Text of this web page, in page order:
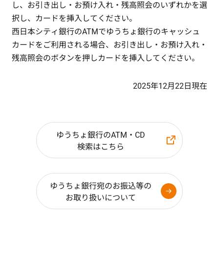
し、お引き出し・お預け入れ・残高照会のいずれかを選
択し、カードを挿入してください。
西日本シティ銀行のATMでゆうちょ銀行のキャッシュ
カードをご利用される場合、お引き出し・お預け入れ・
残高照会のボタンを押しカードを挿入してください。
2025年12月22日現在
ゆうちょ銀行のATM・CD
検索はこちら
ゆうちょ銀行宛のお振込等の
お取り扱いについて